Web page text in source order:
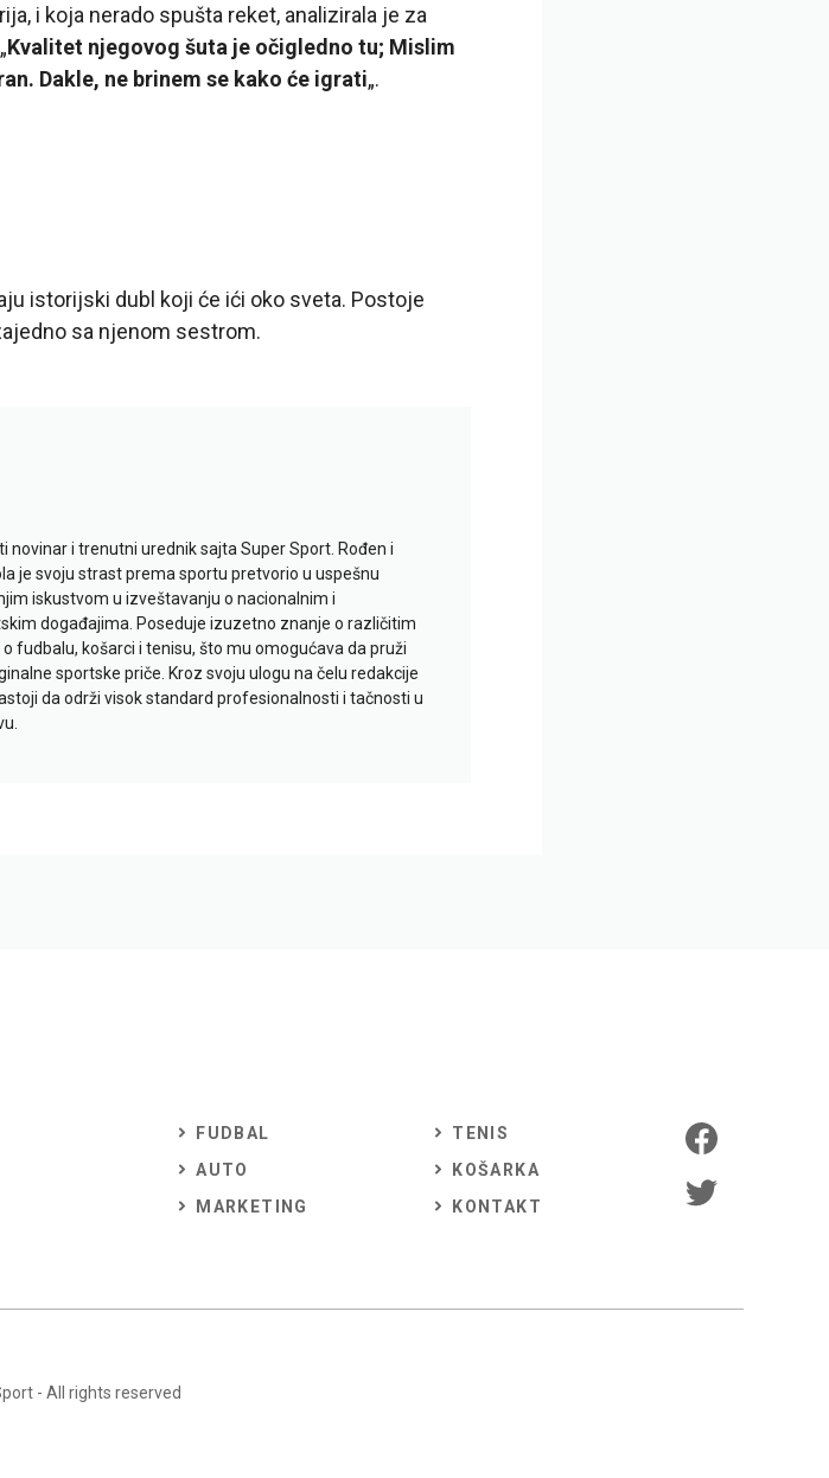
i koja nerado spušta reket, analizirala je za
Kvalitet njegovog šuta je očigledno tu; Mislim
Dakle, ne brinem se kako će igrati„.
istorijski dubl koji će ići oko sveta. Postoje
sa njenom sestrom.
novinar i trenutni urednik sajta Super Sport. Rođen i
je svoju strast prema sportu pretvorio u uspešnu
iskustvom u izveštavanju o nacionalnim i
događajima. Poseduje izuzetno znanje o različitim
fudbalu, košarci i tenisu, što mu omogućava da pruži
sportske priče. Kroz svoju ulogu na čelu redakcije
da održi visok standard profesionalnosti i tačnosti u
FUDBAL
AUTO
MARKETING
TENIS
KOŠARKA
KONTAKT
- All rights reserved